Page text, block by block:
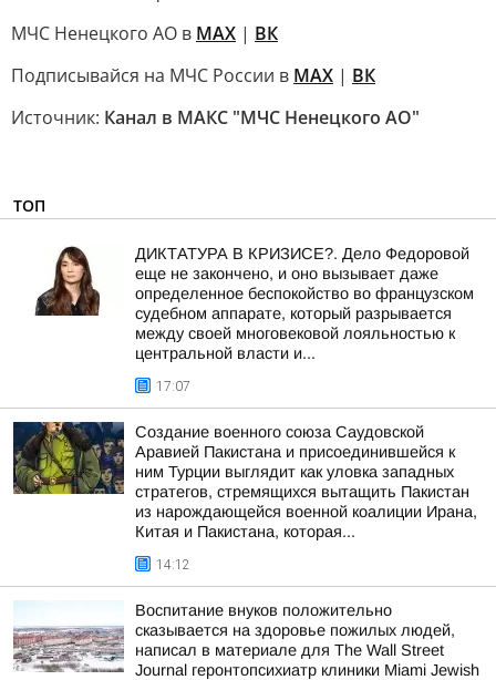
МЧС Ненецкого АО в MAX | ВК
Подписывайся на МЧС России в MAX | ВК
Источник: Канал в МАКС "МЧС Ненецкого АО"
ТОП
ДИКТАТУРА В КРИЗИСЕ?. Дело Федоровой
еще не закончено, и оно вызывает даже
определенное беспокойство во французском
судебном аппарате, который разрывается
между своей многовековой лояльностью к
центральной власти и...
17:07
Создание военного союза Саудовской
Аравией Пакистана и присоединившейся к
ним Турции выглядит как уловка западных
стратегов, стремящихся вытащить Пакистан
из нарождающейся военной коалиции Ирана,
Китая и Пакистана, которая...
14:12
Воспитание внуков положительно
сказывается на здоровье пожилых людей,
написал в материале для The Wall Street
Journal геронтопсихиатр клиники Miami Jewish